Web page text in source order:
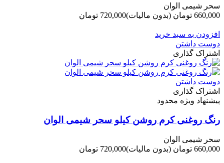
سحر شیمی الوان
660,000 تومان
(بدون مالیات)720,000 تومان
افزودن به سبد خرید
دوست داشتن
اشتراک گذاری
دوست داشتن
اشتراک گذاری
پیشنهاد ویژه محدود
رنگ روغنی کرم روشن کیلو سحر شیمی الوان
سحر شیمی الوان
660,000 تومان
(بدون مالیات)720,000 تومان